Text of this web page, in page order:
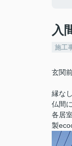
入
施工
玄関
縁な
仏間
各居
製